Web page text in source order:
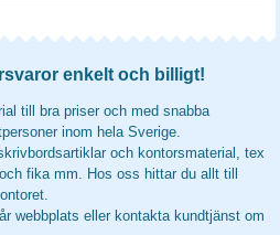
enkelt och billigt!
till bra priser och med snabba
inom hela Sverige.
och kontorsmaterial, tex
fika mm. Hos oss hittar du allt till
webbplats eller kontakta kundtjänst om